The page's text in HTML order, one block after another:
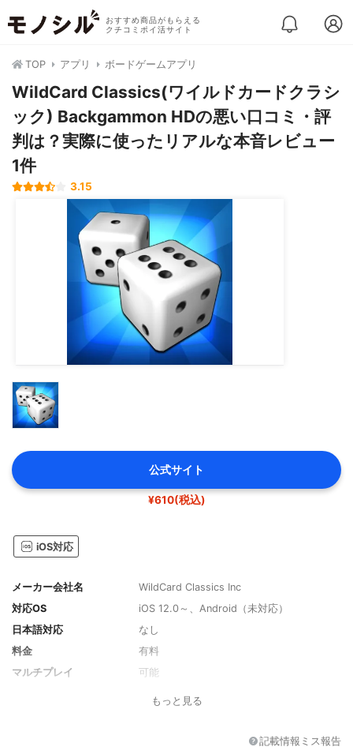
おすすめ商品がもらえる
クチコミポイ活サイト
TOP アプリ ボードゲームアプリ
WildCard Classics(ワイルドカードクラシ
ック) Backgammon HDの悪い口コミ・評
判は？実際に使ったリアルな本音レビュー
1件
3.15
公式サイト
¥610(税込)
iOS対応
メーカー会社名
WildCard Classics Inc
対応OS
iOS 12.0～、Android（未対応）
日本語対応
なし
料金
有料
マルチプレイ
可能
もっと見る
記載情報ミス報告